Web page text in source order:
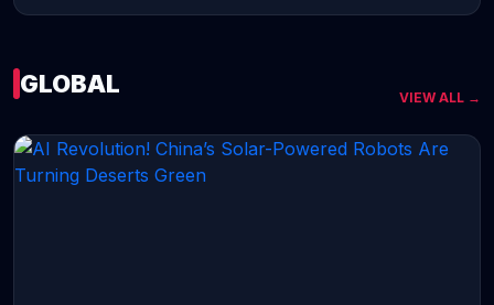
GLOBAL VIEW ALL →